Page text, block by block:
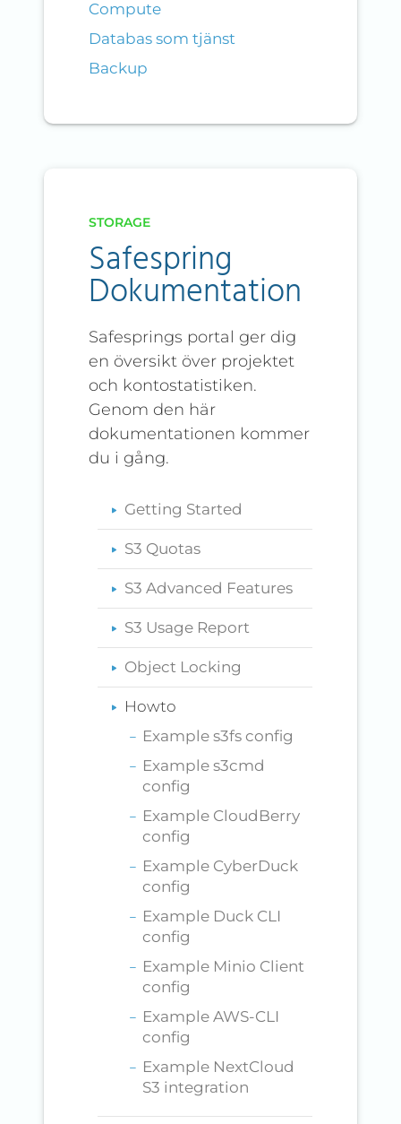
Compute
Databas som tjänst
Backup
STORAGE
Safespring
Dokumentation
Safesprings portal ger dig
en översikt över projektet
och kontostatistiken.
Genom den här
dokumentationen kommer
du i gång.
Getting Started
S3 Quotas
S3 Advanced Features
S3 Usage Report
Object Locking
Howto
Example s3fs config
Example s3cmd
config
Example CloudBerry
config
Example CyberDuck
config
Example Duck CLI
config
Example Minio Client
config
Example AWS-CLI
config
Example NextCloud
S3 integration